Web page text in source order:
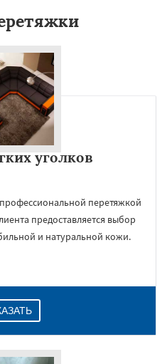
уголков
перетяжкой
предоставляется выбор
и натуральной кожи.